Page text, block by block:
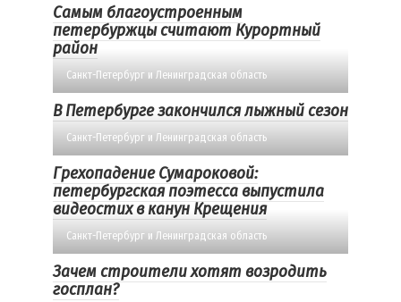
Самым благоустроенным
петербуржцы считают Курортный
район
Санкт-Петербург и Ленинградская область
В Петербурге закончился лыжный сезон
Санкт-Петербург и Ленинградская область
Грехопадение Сумароковой:
петербургская поэтесса выпустила
видеостих в канун Крещения
Санкт-Петербург и Ленинградская область
Зачем строители хотят возродить
госплан?